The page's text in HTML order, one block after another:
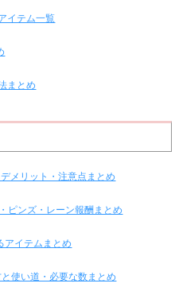
イテム一覧
まとめ
メリット・注意点まとめ
ピンズ・レーン報酬まとめ
アイテムまとめ
使い道・必要な数まとめ